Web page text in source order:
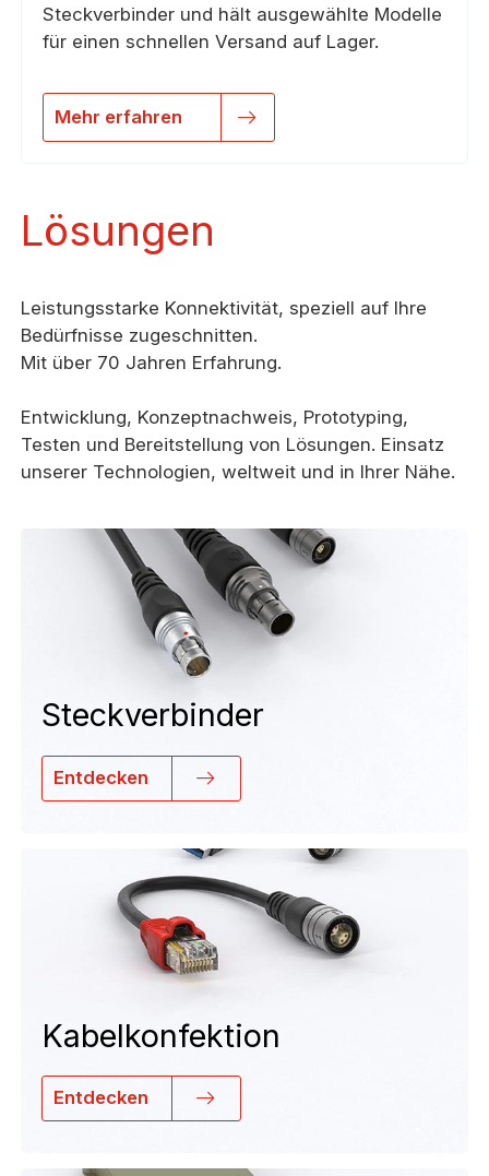
Steckverbinder und hält ausgewählte Modelle
für einen schnellen Versand auf Lager.
Mehr erfahren
Lösungen
Leistungsstarke Konnektivität, speziell auf Ihre
Bedürfnisse zugeschnitten.
Mit über 70 Jahren Erfahrung.
Entwicklung, Konzeptnachweis, Prototyping,
Testen und Bereitstellung von Lösungen. Einsatz
unserer Technologien, weltweit und in Ihrer Nähe.
Steckverbinder
Entdecken
Kabelkonfektion
Entdecken